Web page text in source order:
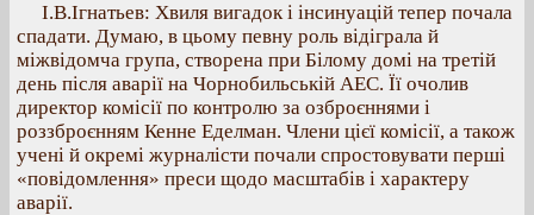
І.В.Ігнатьев: Хвиля вигадок і інсинуацій тепер почала
спадати. Думаю, в цьому певну роль відіграла й
міжвідомча група, створена при Білому домі на третій
день після аварії на Чорнобильській АЕС. Її очолив
директор комісії по контролю за озброєннями і
роззброєнням Кенне Еделман. Члени цієї комісії, а також
учені й окремі журналісти почали спростовувати перші
«повідомлення» преси щодо масштабів і характеру
аварії.